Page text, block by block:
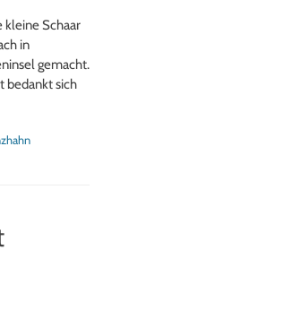
kleine Schaar
in
gemacht.
bedankt sich